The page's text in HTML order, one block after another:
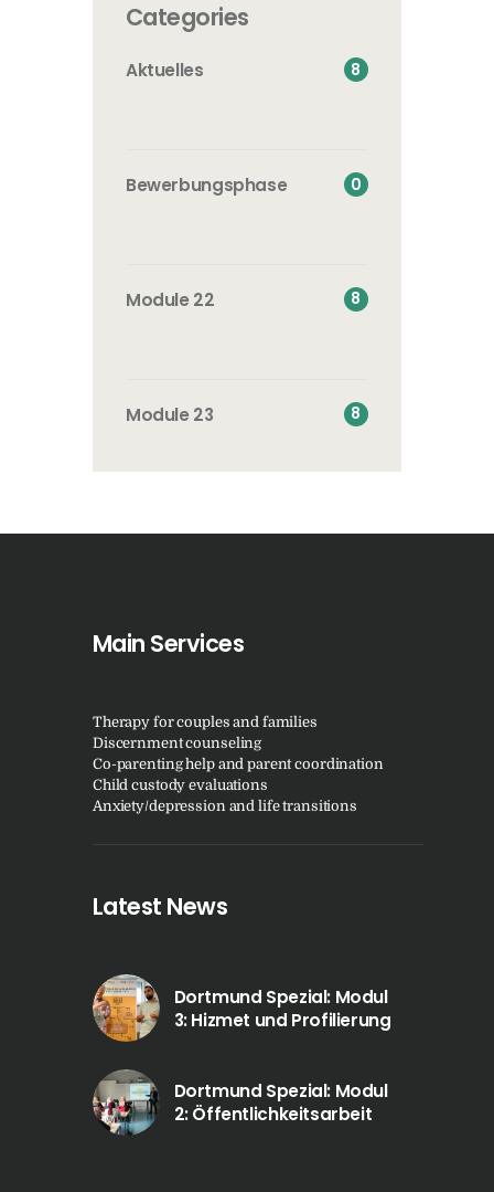
Categories
Aktuelles 8
Bewerbungsphase 0
Module 22 8
Module 23 8
Main Services
Therapy for couples and families
Discernment counseling
Co-parenting help and parent coordination
Child custody evaluations
Anxiety/depression and life transitions
Latest News
Dortmund Spezial: Modul
3: Hizmet und Profilierung
Dortmund Spezial: Modul
2: Öffentlichkeitsarbeit